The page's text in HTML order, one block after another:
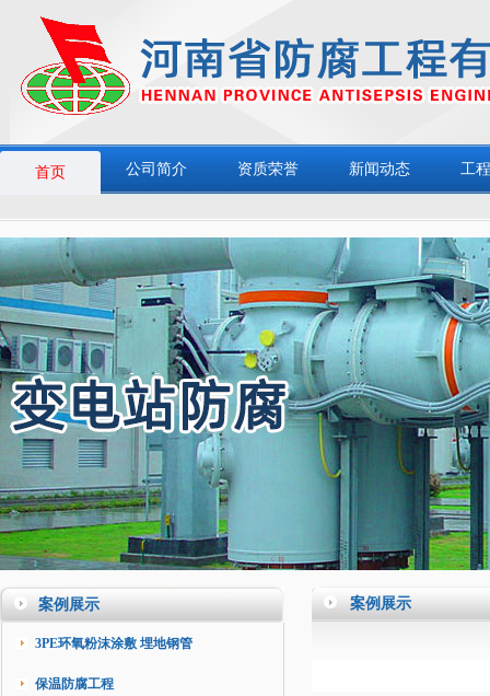
首页 公司简介 资质荣誉 新闻动态 工
案例展示
3PE环氧粉沫涂敷 埋地钢管
保温防腐工程
案例展示